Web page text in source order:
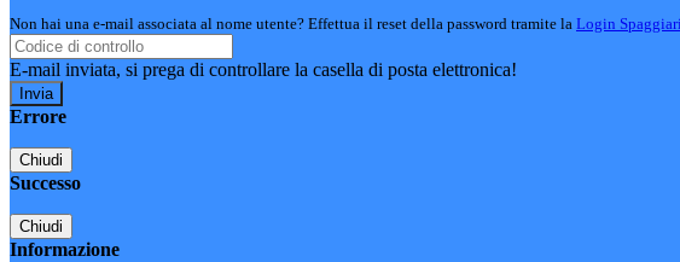
Non hai una e-mail associata al nome utente? Effettua il reset della password tramite la Login Spaggiari
E-mail inviata, si prega di controllare la casella di posta elettronica!
Errore
Chiudi
Successo
Chiudi
Informazione